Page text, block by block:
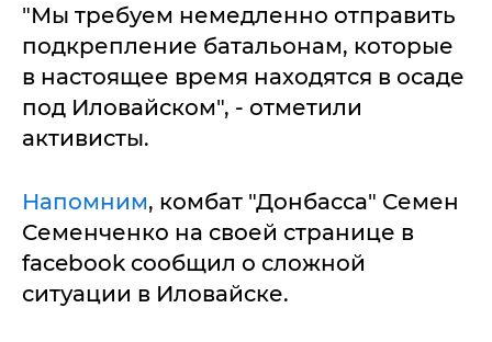
"Мы требуем немедленно отправить
подкрепление батальонам, которые
в настоящее время находятся в осаде
под Иловайском", - отметили
активисты.
Напомним, комбат "Донбасса" Семен
Семенченко на своей странице в
facebook сообщил о сложной
ситуации в Иловайске.